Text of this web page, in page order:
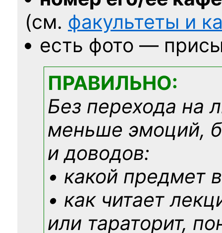
(см. факультеты и
есть фото —
ПРАВИЛЬНО:
Без перехода на
меньше эмоций,
и доводов:
• какой предмет
• как читает
или тараторит,